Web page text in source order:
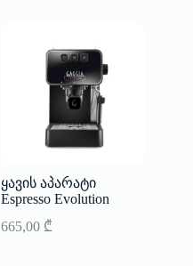
ყავის აპარატი
Espresso Evolution
665,00 ₾